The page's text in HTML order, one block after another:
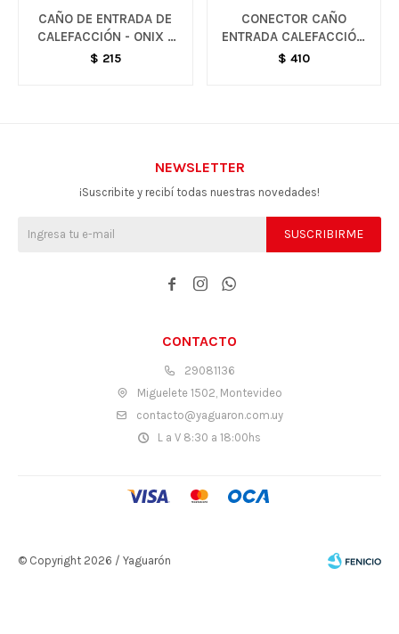
CAÑO DE ENTRADA DE
CALEFACCIÓN - ONIX /
PRISMA
$ 215
CONECTOR CAÑO
ENTRADA CALEFACCIÓN
- SONIC / TRACKER
$ 410
CONTACTO
29081136
Miguelete 1502, Montevideo
contacto@yaguaron.com.uy
L a V 8:30 a 18:00hs
NEWSLETTER
¡Suscribite y recibí todas nuestras novedades!
SUSCRIBIRME
  
© Copyright 2026 / Yaguarón